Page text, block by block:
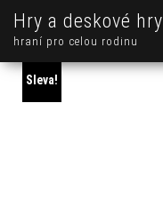
Hry a deskové hry
hraní pro celou rodinu
Sleva!